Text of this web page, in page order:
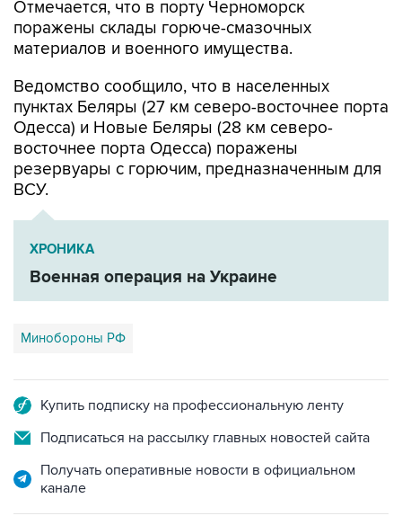
Отмечается, что в порту Черноморск
поражены склады горюче-смазочных
материалов и военного имущества.
Ведомство сообщило, что в населенных
пунктах Беляры (27 км северо-восточнее порта
Одесса) и Новые Беляры (28 км северо-
восточнее порта Одесса) поражены
резервуары с горючим, предназначенным для
ВСУ.
ХРОНИКА
Военная операция на Украине
Минобороны РФ
Купить подписку на профессиональную ленту
Подписаться на рассылку главных новостей сайта
Получать оперативные новости в официальном
канале